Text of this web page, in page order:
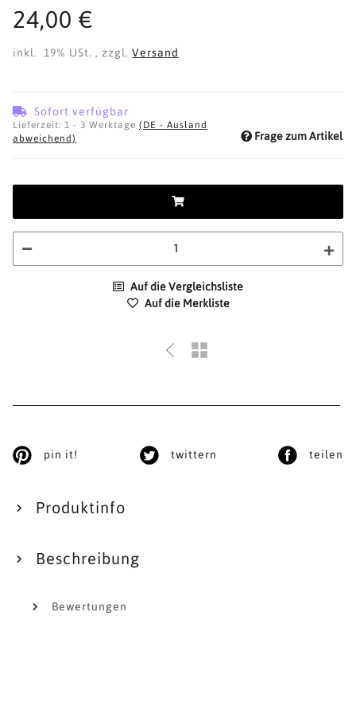
24,00 €
inkl. 19% USt. , zzgl. Versand
Sofort verfügbar
Lieferzeit: 1 - 3 Werktage (DE - Ausland
abweichend)
Frage zum Artikel
Auf die Vergleichsliste
Auf die Merkliste
pin it! twittern teilen
Produktinfo
Beschreibung
Bewertungen